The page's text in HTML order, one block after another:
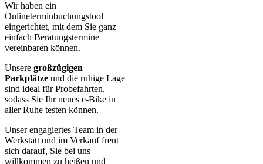
Wir haben ein
Onlineterminbuchungstool
eingerichtet, mit dem Sie ganz
einfach Beratungstermine
vereinbaren können.
Unsere großzügigen
Parkplätze und die ruhige Lage
sind ideal für Probefahrten,
sodass Sie Ihr neues e-Bike in
aller Ruhe testen können.
Unser engagiertes Team in der
Werkstatt und im Verkauf freut
sich darauf, Sie bei uns
willkommen zu heißen und